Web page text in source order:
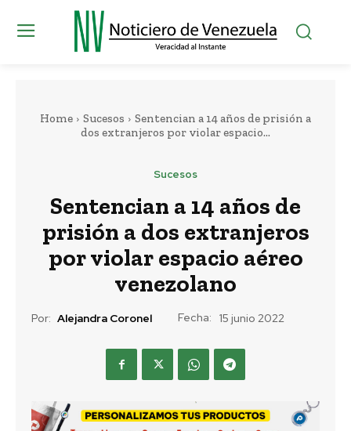
Home Sucesos
Sentencian a 14 años de prisión a
dos extranjeros por violar espacio...
Sucesos
Sentencian a 14 años de
prisión a dos extranjeros
por violar espacio aéreo
venezolano
Por: Alejandra Coronel Fecha: 15 junio 2022